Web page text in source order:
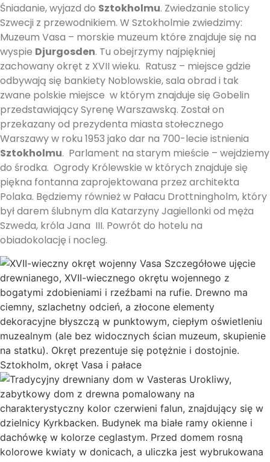
Śniadanie, wyjazd do Sztokholmu. Zwiedzanie stolicy
Szwecji z przewodnikiem. W Sztokholmie zwiedzimy:
Muzeum Vasa – morskie muzeum które znajduje się na
wyspie Djurgosden. Tu obejrzymy najpiękniej
zachowany okręt z XVII wieku. Ratusz – miejsce gdzie
odbywają się bankiety Noblowskie, sala obrad i tak
zwane polskie miejsce w którym znajduje się Gobelin
przedstawiający Syrenę Warszawską. Został on
przekazany od prezydenta miasta stołecznego
Warszawy w roku 1953 jako dar na 700-lecie istnienia
Sztokholmu. Parlament na starym mieście – wejdziemy
do środka. Ogrody Królewskie w których znajduje się
piękna fontanna zaprojektowana przez architekta
Polaka. Będziemy również w Pałacu Drottningholm, który
był darem ślubnym dla Katarzyny Jagiellonki od męża
Szweda, króla Jana III. Powrót do hotelu na
obiadokolację i nocleg.